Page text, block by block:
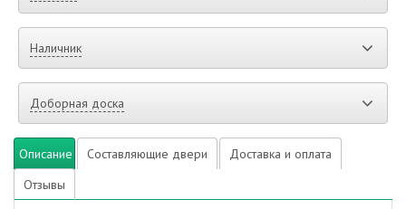
Наличник
Доборная доска
Описание Составляющие двери
Доставка и оплата
Отзывы